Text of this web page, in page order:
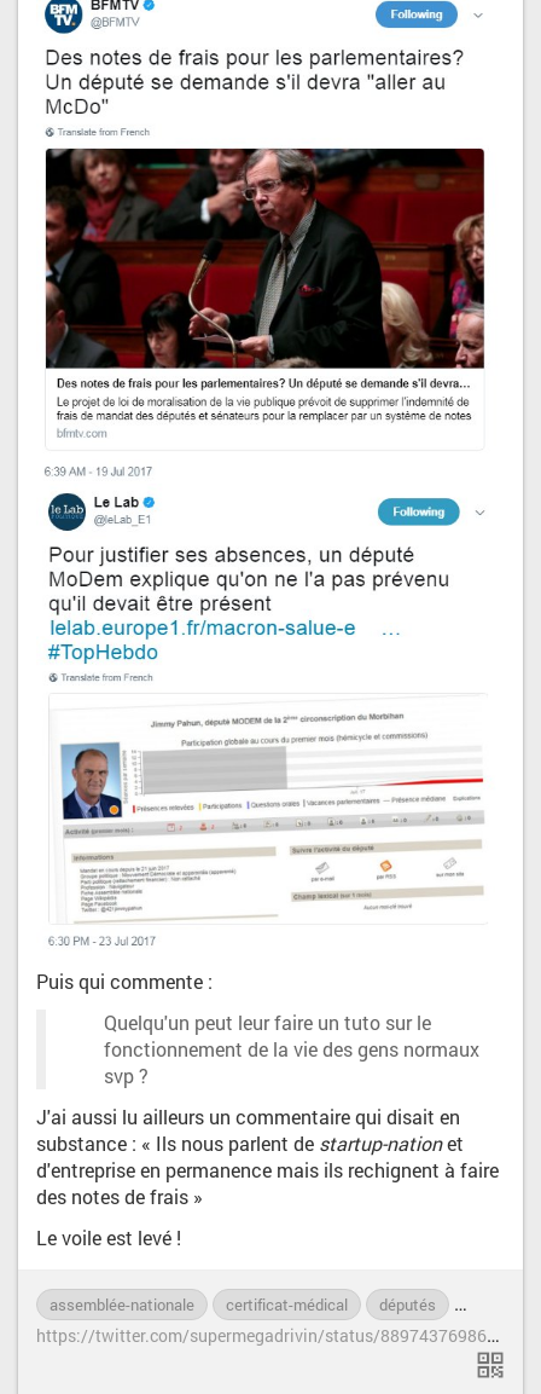
Puis qui commente :
Quelqu'un peut leur faire un tuto sur le
fonctionnement de la vie des gens normaux
svp ?
J'ai aussi lu ailleurs un commentaire qui disait en
substance : « Ils nous parlent de startup-nationet
d'entreprise en permanence mais ils rechignent à faire
des notes de frais »
Le voile est levé !
assemblée-nationale certificat-médical députés
h
ttps://twitter.com/supermegadrivin/status/889743769867886593